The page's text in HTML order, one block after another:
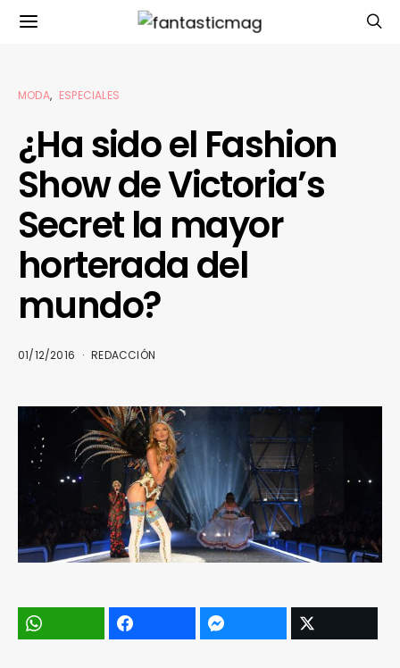
MODA ESPECIALES
¿Ha sido el Fashion
Show de Victoria’s
Secret la mayor
horterada del
mundo?
01/12/2016 REDACCIÓN